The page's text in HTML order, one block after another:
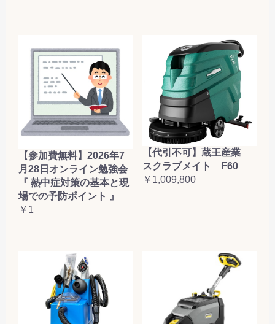
【参加費無料】2026年7
月28日オンライン勉強会
『 熱中症対策の基本と現
場での予防ポイント 』
￥1
【代引不可】蔵王産業
スクラブメイト F60
￥1,009,800